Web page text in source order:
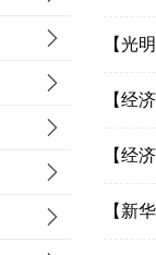
【光
【经
【经
【新